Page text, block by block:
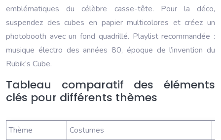
emblématiques du célèbre casse-tête. Pour la déco,
suspendez des cubes en papier multicolores et créez un
photobooth avec un fond quadrillé. Playlist recommandée :
musique électro des années 80, époque de l’invention du
Rubik’s Cube.
Tableau comparatif des éléments
clés pour différents thèmes
Thème Costumes